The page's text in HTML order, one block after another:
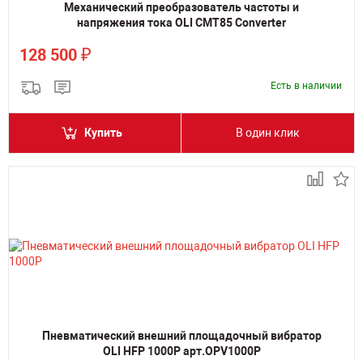
Механический преобразователь частоты и
напряжения тока OLI CMT85 Converter
128 500 ₽
Есть в наличии
Купить В один клик
Пневматический внешний площадочный вибратор
OLI HFP 1000P арт.OPV1000P